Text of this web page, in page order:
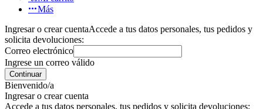
Más
Ingresar o crear cuentaAccede a tus datos personales, tus pedidos y
solicita devoluciones:
Correo electrónico
Ingrese un correo válido
Continuar
Bienvenido/a
Ingresar o crear cuenta
Accede a tus datos personales, tus pedidos y solicita devoluciones: